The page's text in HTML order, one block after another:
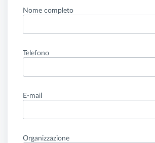
Nome completo
Telefono
E-mail
Organizzazione